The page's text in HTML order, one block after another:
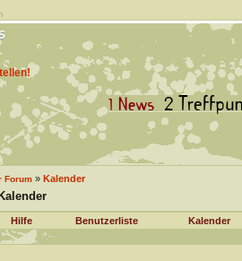
Forum» Kalender
Hilfe Benutzerliste Kalender